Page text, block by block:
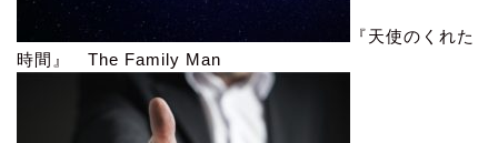
『天使のくれた
時間』 The Family Man